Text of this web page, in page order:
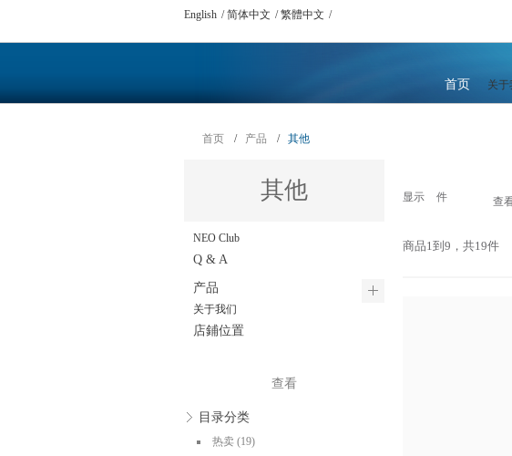
English 简体中文 繁體中文
首页 关于
首页 / 产品 / 其他
显示 件 查
商品1到9，共19件
其他
NEO Club
Q & A
产品
关于我们
店鋪位置
查看
目录分类
热卖 (19)